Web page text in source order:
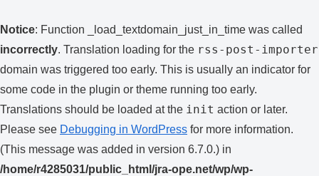
Notice: Function _load_textdomain_just_in_time was called
incorrectly. Translation loading for the rss-post-importer
domain was triggered too early. This is usually an indicator for
some code in the plugin or theme running too early.
Translations should be loaded at the init action or later.
Please see Debugging in WordPress for more information.
(This message was added in version 6.7.0.) in
/home/r4285031/public_html/jra-ope.net/wp/wp-